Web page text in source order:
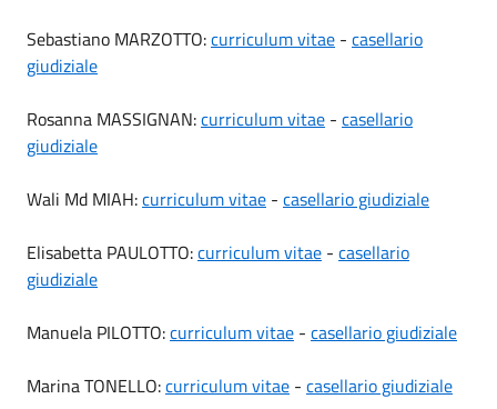
Sebastiano MARZOTTO:curriculum vitae - casellario
giudiziale
Rosanna MASSIGNAN:curriculum vitae - casellario
giudiziale
Wali Md MIAH:curriculum vitae - casellario giudiziale
Elisabetta PAULOTTO:curriculum vitae - casellario
giudiziale
Manuela PILOTTO:curriculum vitae - casellario giudiziale
Marina TONELLO:curriculum vitae - casellario giudiziale